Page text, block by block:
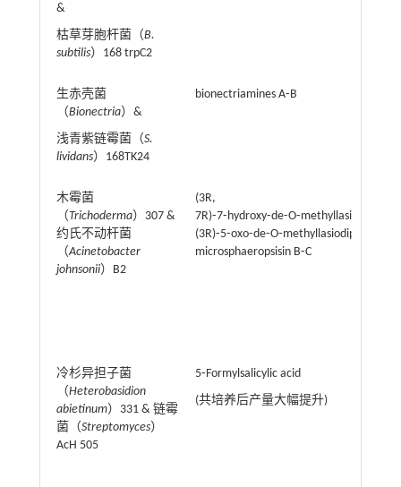
&
枯草芽胞杆菌（B.
subtilis）168 trpC2
生赤壳菌
（Bionectria）&
浅青紫链霉菌（S.
lividans）168TK24
bionectriamines A⁃B
木霉菌
（Trichoderma）307 &
约氏不动杆菌
（Acinetobacter
johnsonii）B2
(3R,
7R)⁃7⁃hydroxy⁃de⁃O⁃methyllasiodiplodin,
(3R)⁃5⁃oxo⁃de⁃O⁃methyllasiodiplodin,
microsphaeropsisin B⁃C
冷杉异担子菌
（Heterobasidion
abietinum）331 & 链霉
菌（Streptomyces）
AcH 505
5⁃Formylsalicylic acid
(共培养后产量大幅提升)